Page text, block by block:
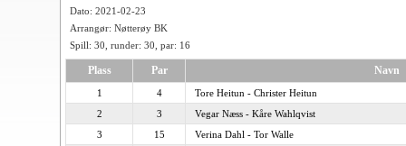
Dato: 2021-02-23
Arrangør: Nøtterøy BK
Spill: 30, runder: 30, par: 16
Plass Par Navn
1 4
Tore Heitun - Christer Heitun
2
3
Vegar Næss - Kåre Wahlqvist
3
15
Verina Dahl - Tor Walle